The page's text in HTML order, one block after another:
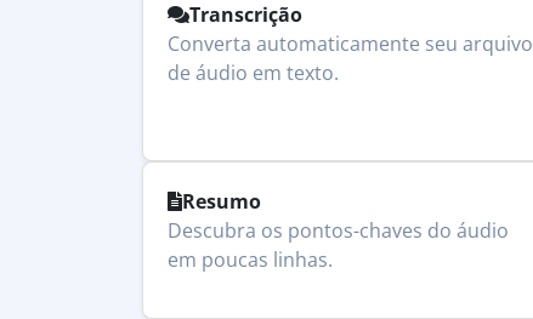
Transcrição
Converta automaticamente seu arquivo
de áudio em texto.
Resumo
Descubra os pontos-chaves do áudio
em poucas linhas.